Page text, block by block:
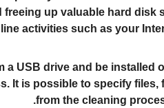
up valuable hard disk
activities such as your
a USB drive and be installed
It is possible to specify
from the cleaning